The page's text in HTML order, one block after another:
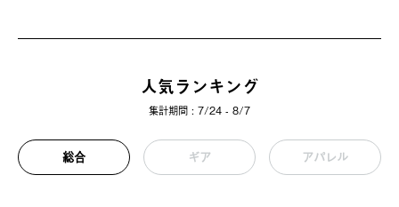
人気ランキング
集計期間 : 7/24 - 8/7
総合 ギア アパレル